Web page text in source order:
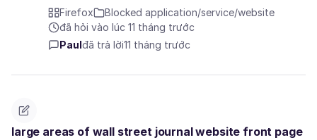
Firefox
Blocked application/service/website
đã hỏi vào lúc 11 tháng trước
Paul đã trả lời11 tháng trước
large areas of wall street journal website front page